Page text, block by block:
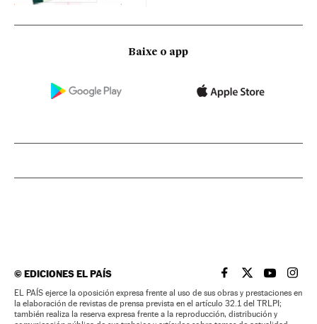
Baixe o app
©EDICIONES EL PAÍS EL PAÍS BRASIL EN
EL PAÍSEL PAÍS
EL
EL PAÍS ejerce la oposición expresa frente al uso de sus obras y prestaciones en
la elaboración de revistas de prensa prevista en el artículo 32.1 del TRLPI;
también realiza la reserva expresa frente a la reproducción, distribución y